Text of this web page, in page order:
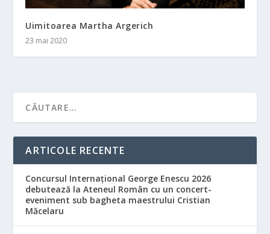
Uimitoarea Martha Argerich
23 mai 2020
ARTICOLE RECENTE
Concursul Internațional George Enescu 2026
debutează la Ateneul Român cu un concert-
eveniment sub bagheta maestrului Cristian
Măcelaru